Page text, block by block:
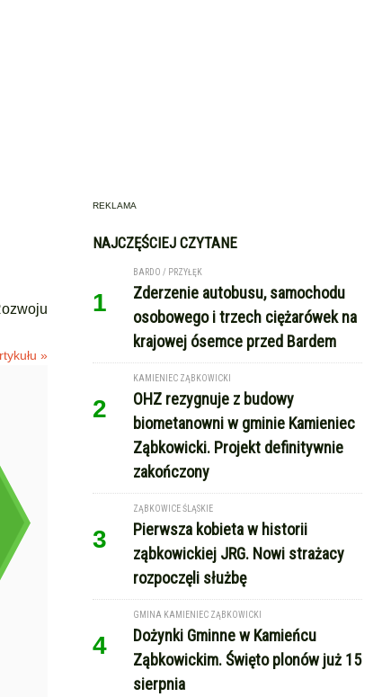
»
REKLAMA
NAJCZĘŚCIEJ CZYTANE
1
BARDO / PRZYŁĘK
Zderzenie autobusu, samochodu
osobowego i trzech ciężarówek na
krajowej ósemce przed Bardem
2
KAMIENIEC ZĄBKOWICKI
OHZ rezygnuje z budowy
biometanowni w gminie Kamieniec
Ząbkowicki. Projekt definitywnie
zakończony
3
ZĄBKOWICE ŚLĄSKIE
Pierwsza kobieta w historii
ząbkowickiej JRG. Nowi strażacy
rozpoczęli służbę
4
GMINA KAMIENIEC ZĄBKOWICKI
Dożynki Gminne w Kamieńcu
Ząbkowickim. Święto plonów już 15
sierpnia